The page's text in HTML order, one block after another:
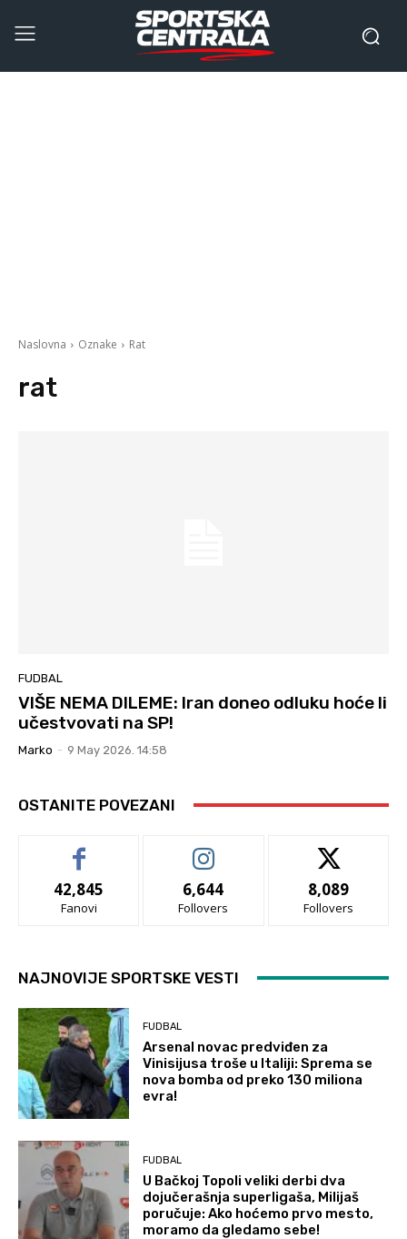
Naslovna Oznake Rat
rat
FUDBAL
VIŠE NEMA DILEME: Iran doneo odluku hoće li
učestvovati na SP!
Marko - 9 May 2026. 14:58
OSTANITE POVEZANI
42,845
Fanovi
6,644
Follovers
8,089
Follovers
NAJNOVIJE SPORTSKE VESTI
FUDBAL
Arsenal novac predviđen za
Vinisijusa troše u Italiji: Sprema se
nova bomba od preko 130 miliona
evra!
FUDBAL
U Bačkoj Topoli veliki derbi dva
dojučerašnja superligaša, Milijaš
poručuje: Ako hoćemo prvo mesto,
moramo da gledamo sebe!